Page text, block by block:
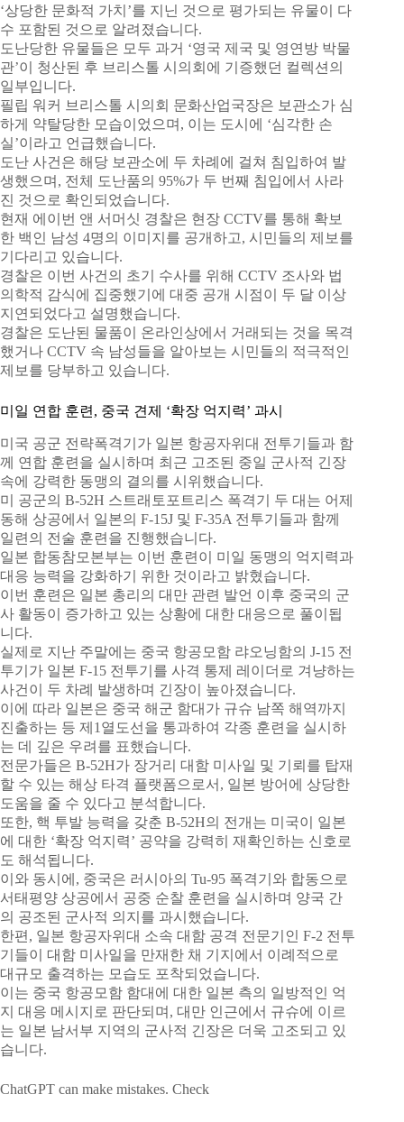
‘상당한 문화적 가치’를 지닌 것으로 평가되는 유물이 다
수 포함된 것으로 알려졌습니다.
도난당한 유물들은 모두 과거 ‘영국 제국 및 영연방 박물
관’이 청산된 후 브리스톨 시의회에 기증했던 컬렉션의
일부입니다.
필립 워커 브리스톨 시의회 문화산업국장은 보관소가 심
하게 약탈당한 모습이었으며, 이는 도시에 ‘심각한 손
실’이라고 언급했습니다.
도난 사건은 해당 보관소에 두 차례에 걸쳐 침입하여 발
생했으며, 전체 도난품의 95%가 두 번째 침입에서 사라
진 것으로 확인되었습니다.
현재 에이번 앤 서머싯 경찰은 현장 CCTV를 통해 확보
한 백인 남성 4명의 이미지를 공개하고, 시민들의 제보를
기다리고 있습니다.
경찰은 이번 사건의 초기 수사를 위해 CCTV 조사와 법
의학적 감식에 집중했기에 대중 공개 시점이 두 달 이상
지연되었다고 설명했습니다.
경찰은 도난된 물품이 온라인상에서 거래되는 것을 목격
했거나 CCTV 속 남성들을 알아보는 시민들의 적극적인
제보를 당부하고 있습니다.
미일 연합 훈련, 중국 견제 ‘확장 억지력’ 과시
미국 공군 전략폭격기가 일본 항공자위대 전투기들과 함
께 연합 훈련을 실시하며 최근 고조된 중일 군사적 긴장
속에 강력한 동맹의 결의를 시위했습니다.
미 공군의 B-52H 스트래토포트리스 폭격기 두 대는 어제
동해 상공에서 일본의 F-15J 및 F-35A 전투기들과 함께
일련의 전술 훈련을 진행했습니다.
일본 합동참모본부는 이번 훈련이 미일 동맹의 억지력과
대응 능력을 강화하기 위한 것이라고 밝혔습니다.
이번 훈련은 일본 총리의 대만 관련 발언 이후 중국의 군
사 활동이 증가하고 있는 상황에 대한 대응으로 풀이됩
니다.
실제로 지난 주말에는 중국 항공모함 랴오닝함의 J-15 전
투기가 일본 F-15 전투기를 사격 통제 레이더로 겨냥하는
사건이 두 차례 발생하며 긴장이 높아졌습니다.
이에 따라 일본은 중국 해군 함대가 규슈 남쪽 해역까지
진출하는 등 제1열도선을 통과하여 각종 훈련을 실시하
는 데 깊은 우려를 표했습니다.
전문가들은 B-52H가 장거리 대함 미사일 및 기뢰를 탑재
할 수 있는 해상 타격 플랫폼으로서, 일본 방어에 상당한
도움을 줄 수 있다고 분석합니다.
또한, 핵 투발 능력을 갖춘 B-52H의 전개는 미국이 일본
에 대한 ‘확장 억지력’ 공약을 강력히 재확인하는 신호로
도 해석됩니다.
이와 동시에, 중국은 러시아의 Tu-95 폭격기와 합동으로
서태평양 상공에서 공중 순찰 훈련을 실시하며 양국 간
의 공조된 군사적 의지를 과시했습니다.
한편, 일본 항공자위대 소속 대함 공격 전문기인 F-2 전투
기들이 대함 미사일을 만재한 채 기지에서 이례적으로
대규모 출격하는 모습도 포착되었습니다.
이는 중국 항공모함 함대에 대한 일본 측의 일방적인 억
지 대응 메시지로 판단되며, 대만 인근에서 규슈에 이르
는 일본 남서부 지역의 군사적 긴장은 더욱 고조되고 있
습니다.
ChatGPT can make mistakes. Check